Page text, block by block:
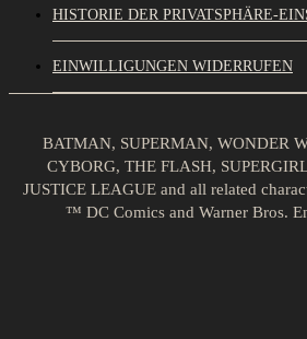
HISTORIE DER PRIVATSPHÄRE-
EINWILLIGUNGEN WIDERRUFEN
BATMAN, SUPERMAN, WONDER
CYBORG, THE FLASH,
JUSTICE LEAGUE and all related
™ DC Comics and Warner Bros.